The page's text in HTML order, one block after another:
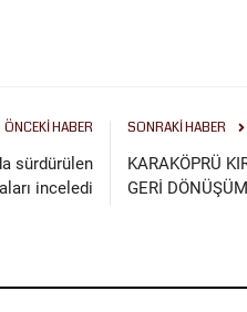
ÖNCEKI HABER
sürdürülen
inceledi
SONRAKI HABER
KARAKÖPRÜ
GERİ